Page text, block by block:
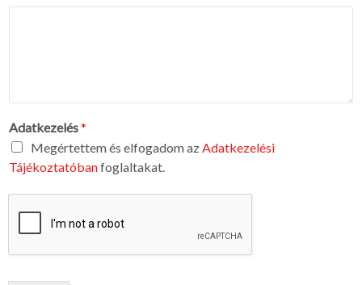
Adatkezelés*
Megértettem és elfogadom azAdatkezelési
Tájékoztatóbanfoglaltakat.